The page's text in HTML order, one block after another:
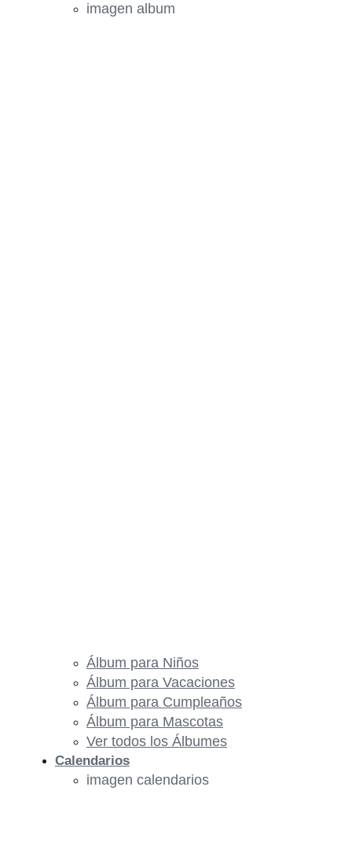
imagen album
Álbum para Niños
Álbum para Vacaciones
Álbum para Cumpleaños
Álbum para Mascotas
Ver todos los Álbumes
Calendarios
imagen calendarios